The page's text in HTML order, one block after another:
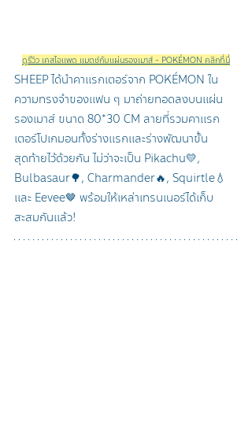
ดูรีวิว เคสไอแพด แมตช์กับแผ่นรองเมาส์ - POKÉMON คลิกที่นี่
SHEEP ได้นำคาแรกเตอร์จาก POKÉMON ใน
ความทรงจำของแฟน ๆ มาถ่ายทอดลงบนแผ่น
รองเมาส์ ขนาด 80*30 CM ลายที่รวมคาแรก
เตอร์โปเกมอนทั้งร่างแรกและร่างพัฒนาขั้น
สุดท้ายไว้ด้วยกัน ไม่ว่าจะเป็น Pikachu💛,
Bulbasaur🌳, Charmander🔥, Squirtle💧
และ Eevee🤎 พร้อมให้เหล่าเทรนเนอร์ได้เก็บ
สะสมกันแล้ว!